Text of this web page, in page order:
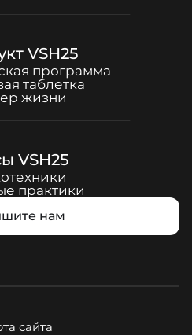
VSH25
программа
таблетка
жизни
VSH25
практики
нам
сайта